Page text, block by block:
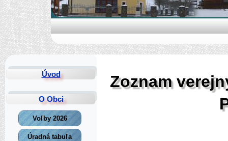
Úvod
O Obci
Voľby 2026
Úradná tabuľa
Zoznam